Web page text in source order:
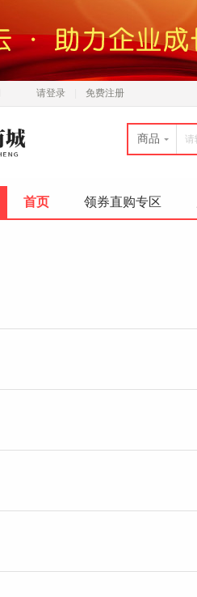
请登录 免费注册
商品
首页 领券直购专区